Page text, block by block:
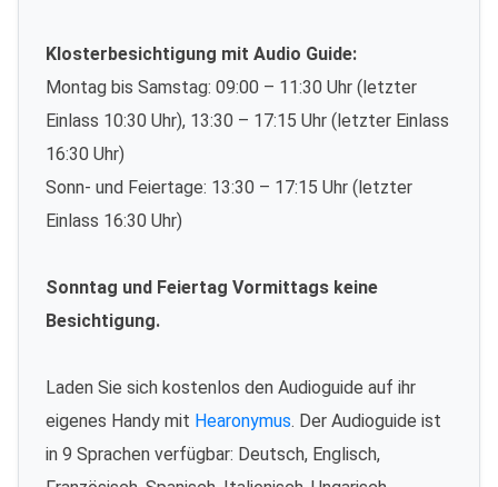
Klosterbesichtigung mit Audio Guide:
Montag bis Samstag: 09:00 – 11:30 Uhr (letzter
Einlass 10:30 Uhr), 13:30 – 17:15 Uhr (letzter Einlass
16:30 Uhr)
Sonn- und Feiertage: 13:30 – 17:15 Uhr (letzter
Einlass 16:30 Uhr)
Sonntag und Feiertag Vormittags keine
Besichtigung.
Laden Sie sich kostenlos den Audioguide auf ihr
eigenes Handy mit Hearonymus. Der Audioguide ist
in 9 Sprachen verfügbar: Deutsch, Englisch,